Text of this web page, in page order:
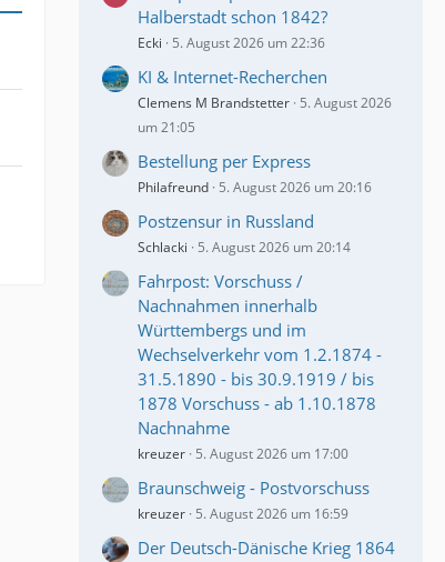
Halberstadt schon 1842?
Ecki 5. August 2026 um 22:36
KI & Internet-Recherchen
Clemens M Brandstetter 5. August 2026
um 21:05
Bestellung per Express
Philafreund 5. August 2026 um 20:16
Postzensur in Russland
Schlacki 5. August 2026 um 20:14
Fahrpost: Vorschuss /
Nachnahmen innerhalb
Württembergs und im
Wechselverkehr vom 1.2.1874 -
31.5.1890 - bis 30.9.1919 / bis
1878 Vorschuss - ab 1.10.1878
Nachnahme
kreuzer 5. August 2026 um 17:00
Braunschweig - Postvorschuss
kreuzer 5. August 2026 um 16:59
Der Deutsch-Dänische Krieg 1864